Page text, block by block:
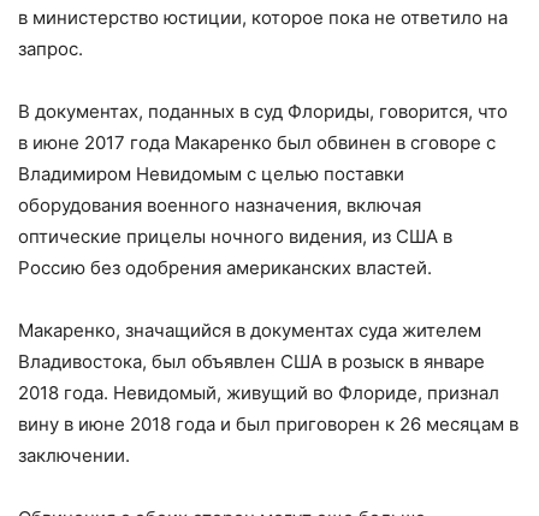
в министерство юстиции, которое пока не ответило на
запрос.
В документах, поданных в суд Флориды, говорится, что
в июне 2017 года Макаренко был обвинен в сговоре с
Владимиром Невидомым с целью поставки
оборудования военного назначения, включая
оптические прицелы ночного видения, из США в
Россию без одобрения американских властей.
Макаренко, значащийся в документах суда жителем
Владивостока, был объявлен США в розыск в январе
2018 года. Невидомый, живущий во Флориде, признал
вину в июне 2018 года и был приговорен к 26 месяцам в
заключении.